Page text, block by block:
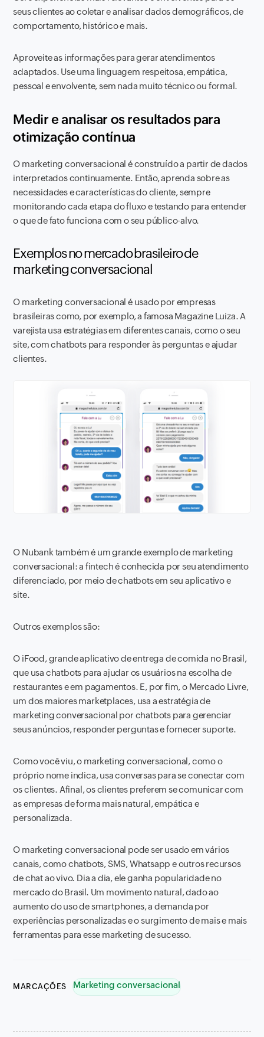
seus clientes ao coletar e analisar dados demográficos, de
comportamento, histórico e mais.
Aproveite as informações para gerar atendimentos
adaptados. Use uma linguagem respeitosa, empática,
pessoal e envolvente, sem nada muito técnico ou formal.
Medir e analisar os resultados para
otimização contínua
O marketing conversacional é construído a partir de dados
interpretados continuamente. Então, aprenda sobre as
necessidades e características do cliente, sempre
monitorando cada etapa do fluxo e testando para entender
o que de fato funciona com o seu público-alvo.
Exemplos no mercado brasileiro de
marketing conversacional
O marketing conversacional é usado por empresas
brasileiras como, por exemplo, a famosa Magazine Luiza. A
varejista usa estratégias em diferentes canais, como o seu
site, com chatbots para responder às perguntas e ajudar
clientes.
O Nubank também é um grande exemplo de marketing
conversacional: a fintech é conhecida por seu atendimento
diferenciado, por meio de chatbots em seu aplicativo e
site.
Outros exemplos são:
O iFood, grande aplicativo de entrega de comida no Brasil,
que usa chatbots para ajudar os usuários na escolha de
restaurantes e em pagamentos. E, por fim, o Mercado Livre,
um dos maiores marketplaces, usa a estratégia de
marketing conversacional por chatbots para gerenciar
seus anúncios, responder perguntas e fornecer suporte.
Como você viu, o marketing conversacional, como o
próprio nome indica, usa conversas para se conectar com
os clientes. Afinal, os clientes preferem se comunicar com
as empresas de forma mais natural, empática e
personalizada.
O marketing conversacional pode ser usado em vários
canais, como chatbots, SMS, Whatsapp e outros recursos
de chat ao vivo. Dia a dia, ele ganha popularidade no
mercado do Brasil. Um movimento natural, dado ao
aumento do uso de smartphones, a demanda por
experiências personalizadas e o surgimento de mais e mais
ferramentas para esse marketing de sucesso.
MARCAÇÕES Marketing conversacional